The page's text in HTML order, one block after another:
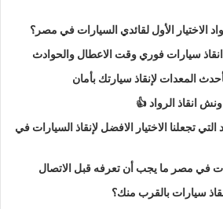
الاختيار الأول لقائدي السيارات في مصر؟
سيارات فوري وقت الاعطال والحوادث
المعدات لإنقاذ سيارتك بأمان
انقاذ الرواد 👍
تجعلنا الاختيار الافضل لإنقاذ السيارات في
في مصر ما يجب أن تعرفه قبل الاتصال
سيارات بالقرب منك؟